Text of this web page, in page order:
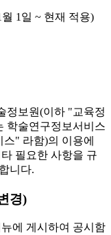
1일 ~ 현재 적용)
정보원(이하 "교육정
학술연구정보서비스
" 라함)의 이용에
필요한 사항을 규
니다.
경)
에 게시하여 공시함